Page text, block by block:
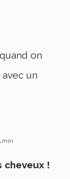
on
avec un
min
cheveux !